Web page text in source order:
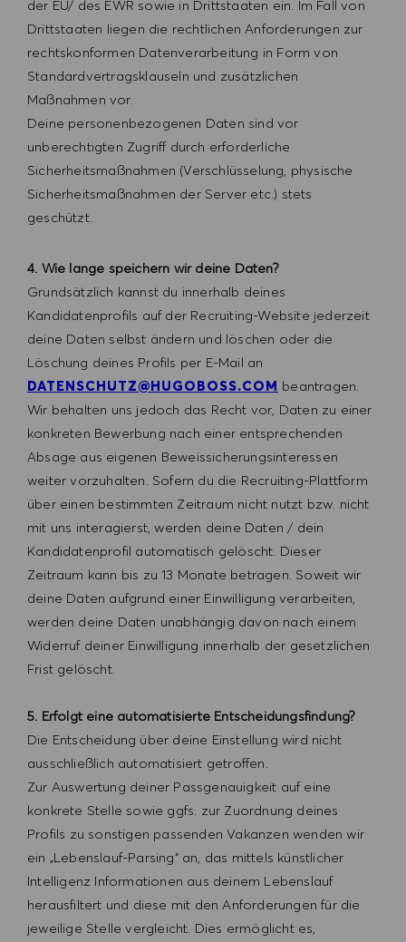
der EU/ des EWR sowie in Drittstaaten ein. Im Fall von
Drittstaaten liegen die rechtlichen Anforderungen zur
rechtskonformen Datenverarbeitung in Form von
Standardvertragsklauseln und zusätzlichen
Maßnahmen vor.
Deine personenbezogenen Daten sind vor
unberechtigten Zugriff durch erforderliche
Sicherheitsmaßnahmen (Verschlüsselung, physische
Sicherheitsmaßnahmen der Server etc.) stets
geschützt.
4. Wie lange speichern wir deine Daten?
Grundsätzlich kannst du innerhalb deines
Kandidatenprofils auf der Recruiting-Website jederzeit
deine Daten selbst ändern und löschen oder die
Löschung deines Profils per E-Mail an
DATENSCHUTZ@HUGOBOSS.COM beantragen.
Wir behalten uns jedoch das Recht vor, Daten zu einer
konkreten Bewerbung nach einer entsprechenden
Absage aus eigenen Beweissicherungsinteressen
weiter vorzuhalten. Sofern du die Recruiting-Plattform
über einen bestimmten Zeitraum nicht nutzt bzw. nicht
mit uns interagierst, werden deine Daten / dein
Kandidatenprofil automatisch gelöscht. Dieser
Zeitraum kann bis zu 13 Monate betragen. Soweit wir
deine Daten aufgrund einer Einwilligung verarbeiten,
werden deine Daten unabhängig davon nach einem
Widerruf deiner Einwilligung innerhalb der gesetzlichen
Frist gelöscht.
5. Erfolgt eine automatisierte Entscheidungsfindung?
Die Entscheidung über deine Einstellung wird nicht
ausschließlich automatisiert getroffen.
Zur Auswertung deiner Passgenauigkeit auf eine
konkrete Stelle sowie ggfs. zur Zuordnung deines
Profils zu sonstigen passenden Vakanzen wenden wir
ein „Lebenslauf-Parsing“ an, das mittels künstlicher
Intelligenz Informationen aus deinem Lebenslauf
herausfiltert und diese mit den Anforderungen für die
jeweilige Stelle vergleicht. Dies ermöglicht es,